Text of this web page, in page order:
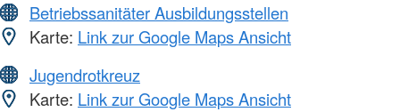
Betriebssanitäter Ausbildungsstellen
Karte: Link zur Google Maps Ansicht
Jugendrotkreuz
Karte: Link zur Google Maps Ansicht